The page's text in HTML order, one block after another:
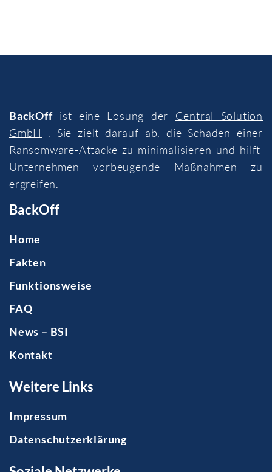
BackOffist eine Lösung der Central Solution
GmbH
. Sie zielt darauf ab, die Schäden einer
Ransomware-Attacke zu minimalisieren und hilft
Unternehmen vorbeugende Maßnahmen zu
ergreifen.
BackOff
Home
Fakten
Funktionsweise
FAQ
News – BSI
Kontakt
Weitere Links
Impressum
Datenschutzerklärung